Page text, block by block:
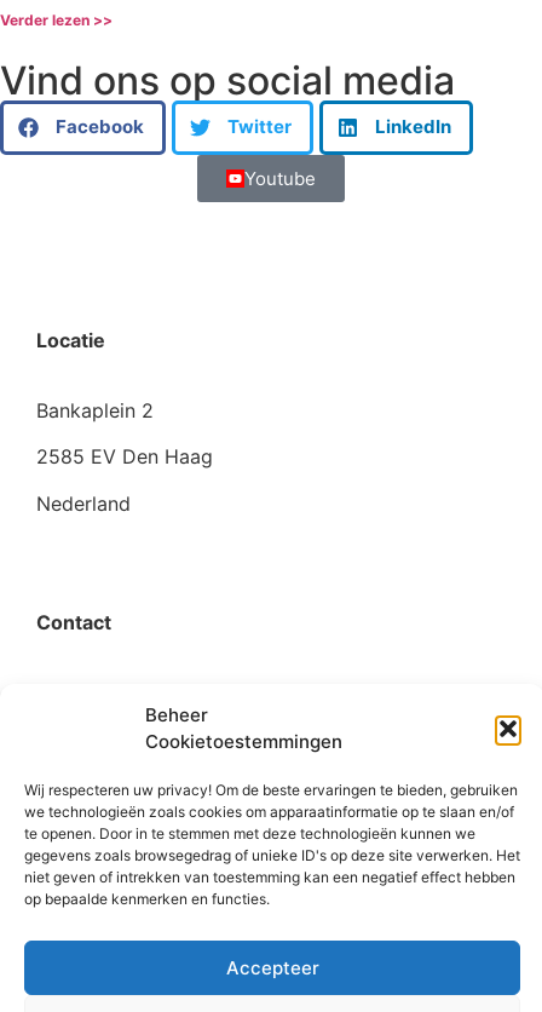
Beheer
Cookietoestemmingen
Wij respecteren uw privacy! Om de beste ervaringen te bieden, gebruiken
we technologieën zoals cookies om apparaatinformatie op te slaan en/of
te openen. Door in te stemmen met deze technologieën kunnen we
gegevens zoals browsegedrag of unieke ID's op deze site verwerken. Het
niet geven of intrekken van toestemming kan een negatief effect hebben
op bepaalde kenmerken en functies.
Accepteer
Verder lezen >>
Vind ons op social media
Facebook Twitter LinkedIn
Youtube
Locatie
Bankaplein 2
2585 EV Den Haag
Nederland
Contact
+31 6 53124595
Social